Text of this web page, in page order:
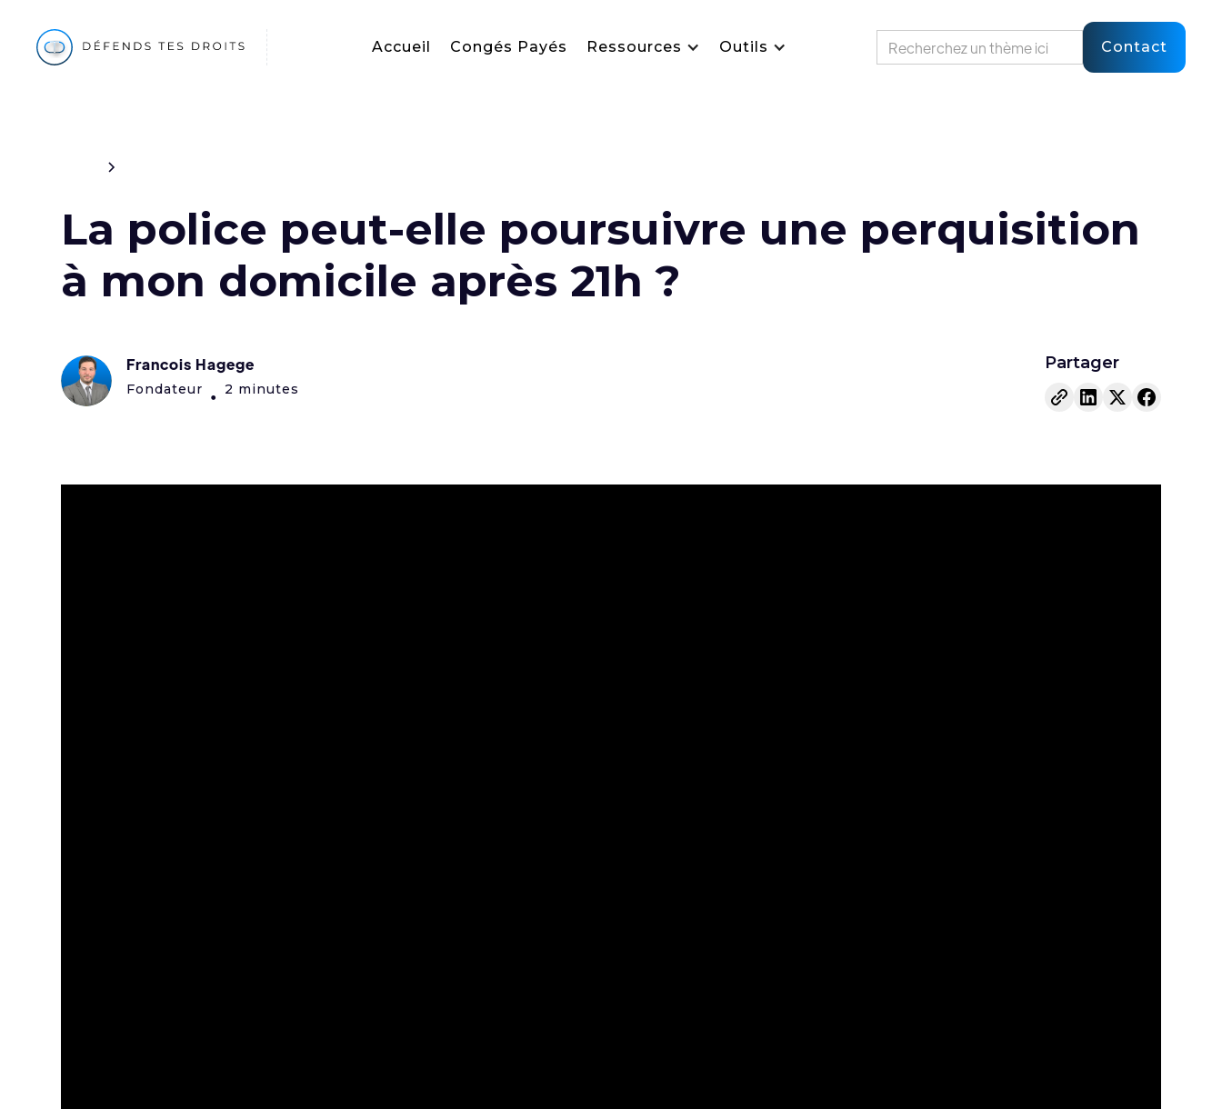
Accueil Congés Payés Ressources Outils Contact
La police peut-elle poursuivre une perquisition
à mon domicile après 21h ?
Francois Hagege
Fondateur • 2 minutes
Partager